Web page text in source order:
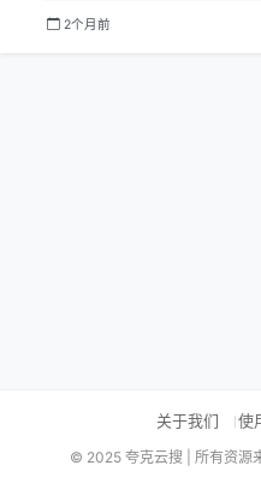
2个月前
关于我们 使
© 2025 夸克云搜 | 所有资源